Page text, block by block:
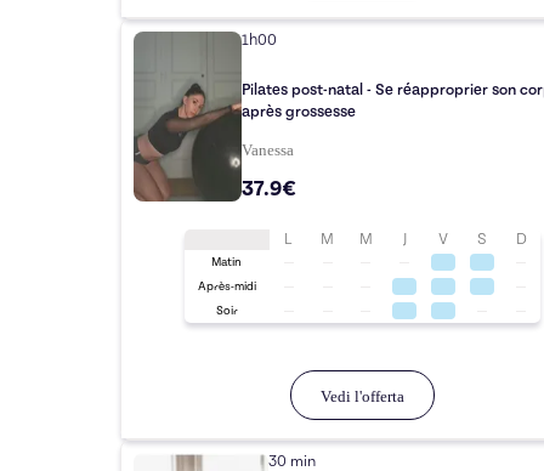
1h00
Pilates post-natal - Se réapproprier son
après grossesse
Vanessa
37.9€
L M M J V S D
Matin
Après-midi
Soir
Vedi l'offerta
30 min